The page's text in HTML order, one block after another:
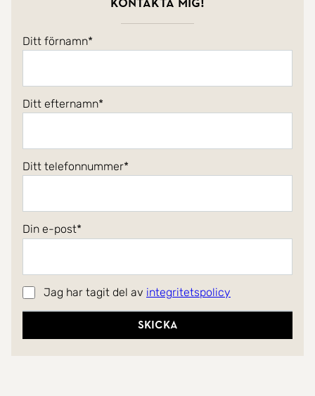
Att arbeta som köpmäklare är otroligt roligt,
spännande och givande. Att ha dessa kollegor och
representera ett välrenommerad och
med människor och att få hjälpa våra kunder att
uppfylla sin dröm, att hjälpa dem att hitta sitt hem
Välkommen att kontakta mig för att uppfylla er
Kontakta mig!
Ditt förnamn
Ditt efternamn
Ditt telefonnummer
Din e-post
Jag har tagit del av integritetspolicy
Skicka